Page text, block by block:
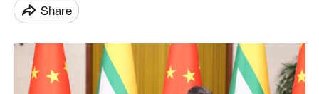
Share